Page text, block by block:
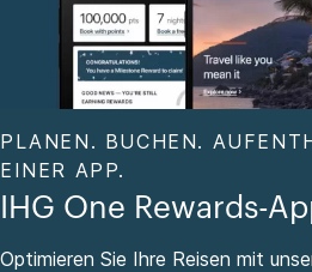
PLANEN. BUCHEN.
EINER APP.
IHG One Rewards-
Optimieren Sie Ihre Reisen mit